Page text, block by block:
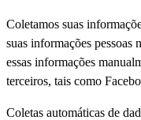
Coletamos suas
suas informações
essas informações
terceiros, tais como
Coletas automáticas de